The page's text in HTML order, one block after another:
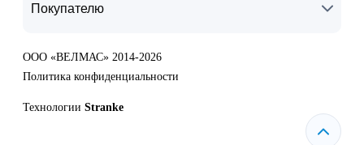
Покупателю
ООО «ВЕЛМАС» 2014-2026
Политика конфиденциальности
Технологии Stranke